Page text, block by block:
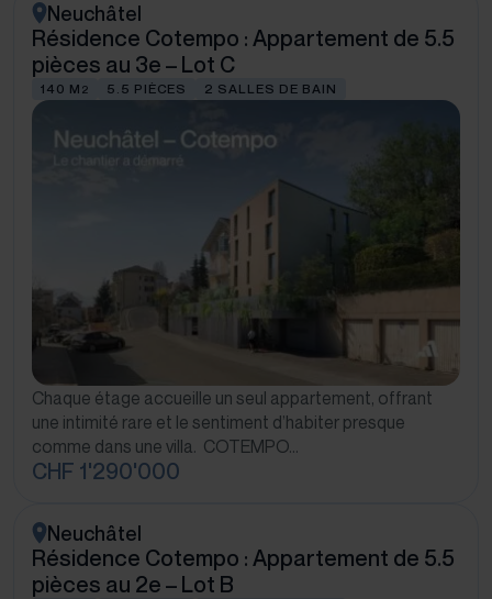
Neuchâtel
Résidence Cotempo : Appartement de 5.5
pièces au 3e – Lot C
140 M 2 5.5 PIÈCES 2 SALLES DE BAIN
Chaque étage accueille un seul appartement, offrant
une intimité rare et le sentiment d’habiter presque
comme dans une villa. COTEMPO…
CHF 1'290'000
Neuchâtel
Résidence Cotempo : Appartement de 5.5
pièces au 2e – Lot B